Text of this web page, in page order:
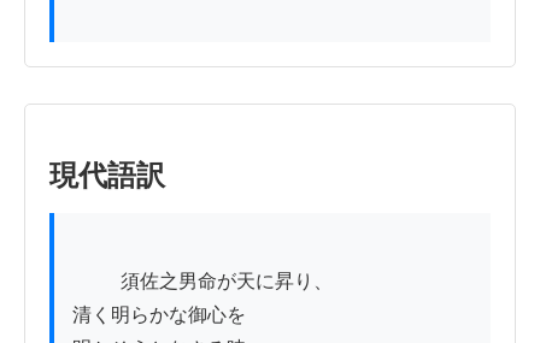
現代語訳
清く明らかな御心を